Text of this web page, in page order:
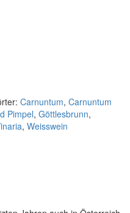
Carnuntum, Carnuntum
Pimpel, Göttlesbrunn,
, Weisswein